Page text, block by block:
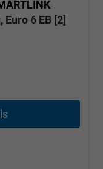
6 EB [2]